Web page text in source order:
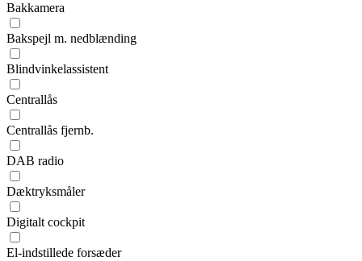
Bakkamera
Bakspejl m. nedblænding
Blindvinkelassistent
Centrallås
Centrallås fjernb.
DAB radio
Dæktryksmåler
Digitalt cockpit
El-indstillede forsæder